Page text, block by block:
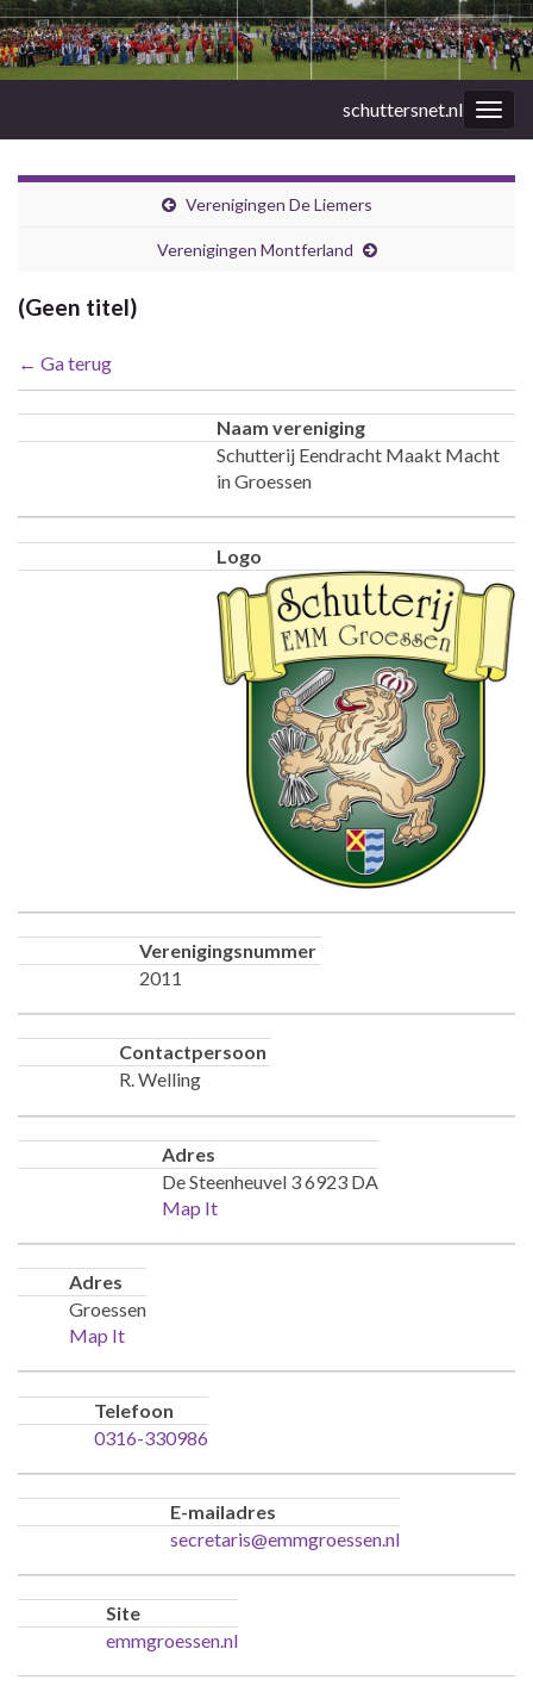
schuttersnet.nl
Verenigingen De Liemers
Verenigingen Montferland
(Geen titel)
← Ga terug
Naam vereniging
Schutterij Eendracht Maakt Macht
in Groessen
Logo
Verenigingsnummer
2011
Contactpersoon
R. Welling
Adres
De Steenheuvel 3 6923 DA
Map It
Adres
Groessen
Map It
Telefoon
0316-330986
E-mailadres
secretaris@emmgroessen.nl
Site
emmgroessen.nl